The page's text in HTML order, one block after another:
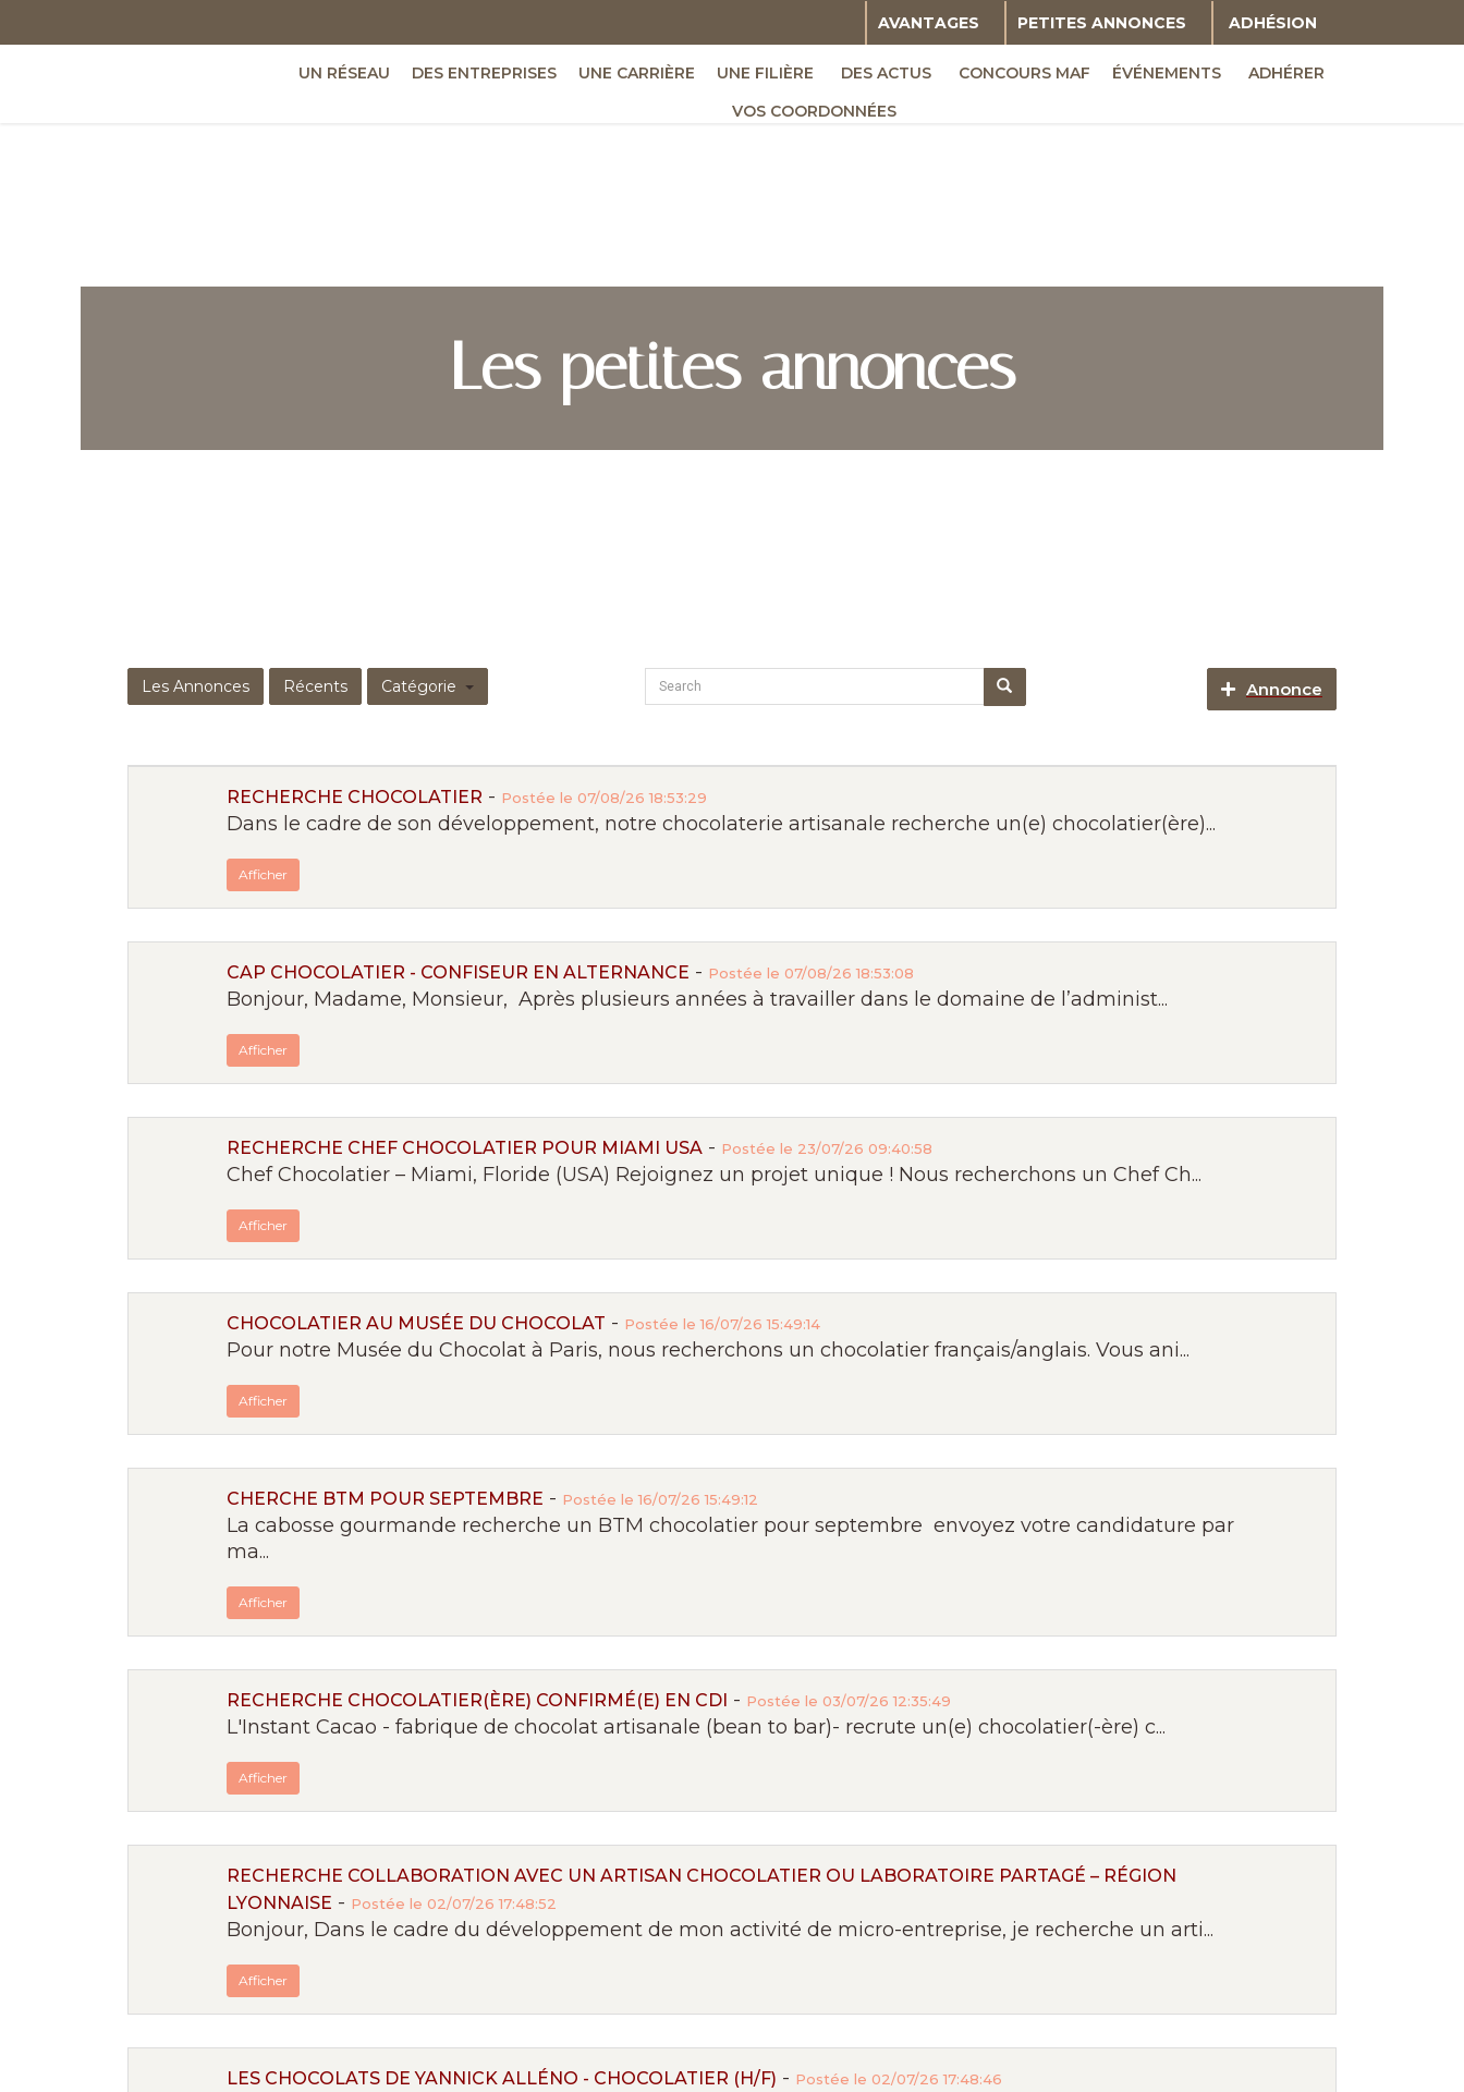
AVANTAGES PETITES ANNONCES ADHÉSION
UN RÉSEAU DES ENTREPRISES UNE CARRIÈRE UNE FILIÈRE DES ACTUS CONCOURS MAF ÉVÉNEMENTS
ADHÉRER
VOS COORDONNÉES
Les petites annonces
Les Annonces Récents Catégorie Annonce
RECHERCHE CHOCOLATIER - Postée le 07/08/26 18:53:29
Dans le cadre de son développement, notre chocolaterie artisanale recherche un(e) chocolatier(ère)...
Afficher
CAP CHOCOLATIER - CONFISEUR EN ALTERNANCE - Postée le 07/08/26 18:53:08
Bonjour, Madame, Monsieur, Après plusieurs années à travailler dans le domaine de l’administ...
Afficher
RECHERCHE CHEF CHOCOLATIER POUR MIAMI USA - Postée le 23/07/26 09:40:58
Chef Chocolatier – Miami, Floride (USA) Rejoignez un projet unique ! Nous recherchons un Chef Ch...
Afficher
CHOCOLATIER AU MUSÉE DU CHOCOLAT - Postée le 16/07/26 15:49:14
Pour notre Musée du Chocolat à Paris, nous recherchons un chocolatier français/anglais. Vous ani...
Afficher
CHERCHE BTM POUR SEPTEMBRE - Postée le 16/07/26 15:49:12
La cabosse gourmande recherche un BTM chocolatier pour septembre envoyez votre candidature par
ma...
Afficher
RECHERCHE CHOCOLATIER(ÈRE) CONFIRMÉ(E) EN CDI - Postée le 03/07/26 12:35:49
L'Instant Cacao - fabrique de chocolat artisanale (bean to bar)- recrute un(e) chocolatier(-ère) c...
Afficher
RECHERCHE COLLABORATION AVEC UN ARTISAN CHOCOLATIER OU LABORATOIRE PARTAGÉ – RÉGION
LYONNAISE - Postée le 02/07/26 17:48:52
Bonjour, Dans le cadre du développement de mon activité de micro-entreprise, je recherche un arti...
Afficher
LES CHOCOLATS DE YANNICK ALLÉNO - CHOCOLATIER (H/F) - Postée le 02/07/26 17:48:46